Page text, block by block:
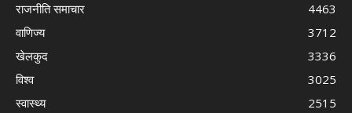
राजनीति समाचार
4463
वाणिज्य
3712
खेलकुद
3336
विश्व
3025
स्वास्थ्य
2515